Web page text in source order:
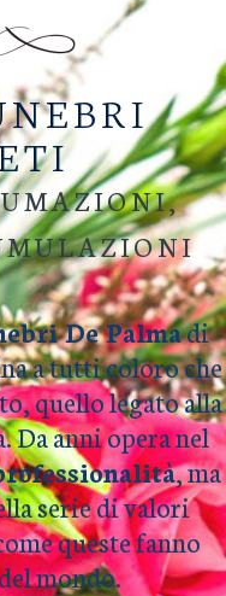
De Palmadi
a tutti coloro che
quello legato alla
Da anni opera nel
, ma
serie di valori
queste fanno
mondo.